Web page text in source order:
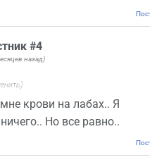
#4
назад)
крови на лабах.. Я
Но все равно..